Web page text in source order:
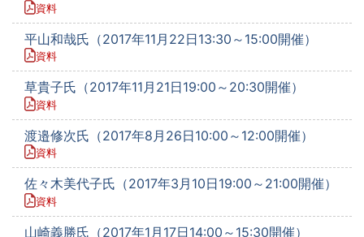
資料
平山和哉氏（2017年11月22日13:30～15:00開催）
資料
草貴子氏（2017年11月21日19:00～20:30開催）
資料
渡邉修次氏（2017年8月26日10:00～12:00開催）
資料
佐々木美代子氏（2017年3月10日19:00～21:00開催）
資料
山崎義勝氏（2017年1月17日14:00～15:30開催）